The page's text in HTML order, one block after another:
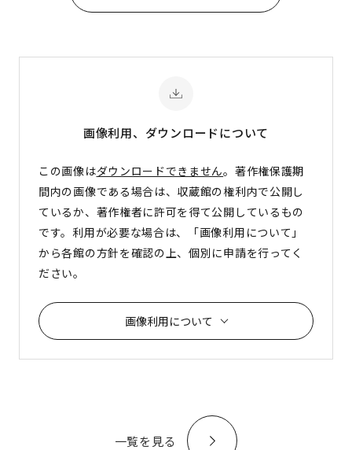
画像利用、ダウンロードについて
この画像はダウンロードできません。著作権保護期
間内の画像である場合は、収蔵館の権利内で公開し
ているか、著作権者に許可を得て公開しているもの
です。利用が必要な場合は、「画像利用について」
から各館の方針を確認の上、個別に申請を行ってく
ださい。
画像利用について
一覧を見る